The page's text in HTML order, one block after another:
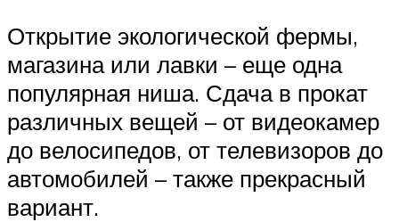
Открытие экологической фермы,
магазина или лавки – еще одна
популярная ниша. Сдача в прокат
различных вещей – от видеокамер
до велосипедов, от телевизоров до
автомобилей – также прекрасный
вариант.